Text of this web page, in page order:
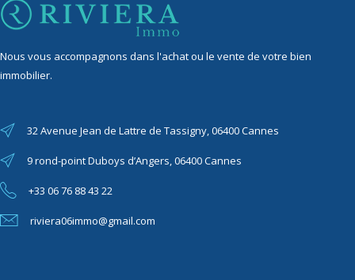
Nous vous accompagnons dans l'achat ou le vente de votre bien
immobilier.
32 Avenue Jean de Lattre de Tassigny, 06400 Cannes
9 rond-point Duboys d’Angers, 06400 Cannes
+33 06 76 88 43 22
riviera06immo@gmail.com